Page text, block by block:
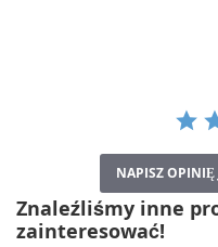
odpornej na codzienne
pielęgnacji. Obrzeża
zwiększa trwałość oraz
mechaniczne.
NAPISZ OPINIĘ
Znaleźliśmy inne
zainteresować!